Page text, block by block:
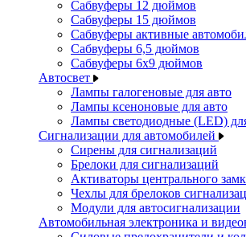
Сабвуферы 12 дюймов
Сабвуферы 15 дюймов
Сабвуферы активные
Сабвуферы 6,5 дюймов
Сабвуферы 6x9 дюймов
Автосвет
Лампы галогеновые для авто
Лампы ксеноновые для авто
Лампы светодиодные (LED)
Сигнализации для автомобилей
Сирены для сигнализаций
Брелоки для сигнализаций
Активаторы центрального
Чехлы для брелоков
Модули для автосигнализации
Автомобильная электроника и